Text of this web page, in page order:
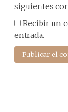
siguientes
Recibir un
entrada.